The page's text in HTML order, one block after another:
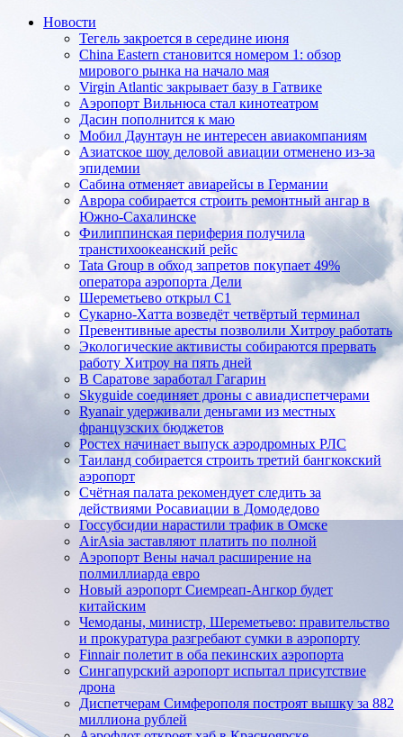
Новости
Тегель закроется в середине июня
China Eastern становится номером 1: обзор
мирового рынка на начало мая
Virgin Atlantic закрывает базу в Гатвике
Аэропорт Вильнюса стал кинотеатром
Дасин пополнится к маю
Мобил Даунтаун не интересен авиакомпаниям
Азиатское шоу деловой авиации отменено из-за
эпидемии
Сабина отменяет авиарейсы в Германии
Аврора собирается строить ремонтный ангар в
Южно-Сахалинске
Филиппинская периферия получила
транстихоокеанский рейс
Tata Group в обход запретов покупает 49%
оператора аэропорта Дели
Шереметьево открыл C1
Сукарно-Хатта возведёт четвёртый терминал
Превентивные аресты позволили Хитроу работать
Экологические активисты собираются прервать
работу Хитроу на пять дней
В Саратове заработал Гагарин
Skyguide соединяет дроны с авиадиспетчерами
Ryanair удерживали деньгами из местных
французских бюджетов
Ростех начинает выпуск аэродромных РЛС
Таиланд собирается строить третий бангкокский
аэропорт
Счётная палата рекомендует следить за
действиями Росавиации в Домодедово
Госсубсидии нарастили трафик в Омске
AirAsia заставляют платить по полной
Аэропорт Вены начал расширение на
полмиллиарда евро
Новый аэропорт Сиемреап-Ангкор будет
китайским
Чемоданы, министр, Шереметьево: правительство
и прокуратура разгребают сумки в аэропорту
Finnair полетит в оба пекинских аэропорта
Сингапурский аэропорт испытал присутствие
дрона
Диспетчерам Симферополя построят вышку за 882
миллиона рублей